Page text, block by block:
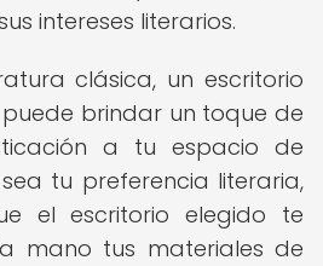
intereses literarios.
clásica, un escritorio
brindar un toque de
a tu espacio de
tu preferencia literaria,
el escritorio elegido te
mano tus materiales de